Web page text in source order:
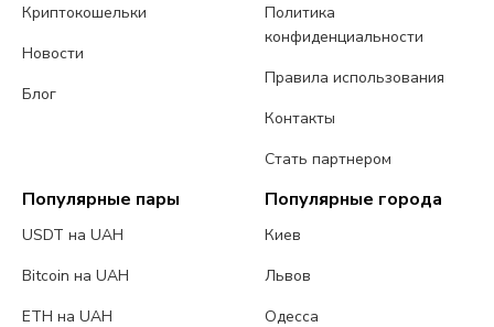
Криптокошельки
Новости
Блог
Политика
конфиденциальности
Правила использования
Контакты
Стать партнером
Популярные пары
USDT на UAH
Bitcoin на UAH
ETH на UAH
Популярные города
Киев
Львов
Одесса